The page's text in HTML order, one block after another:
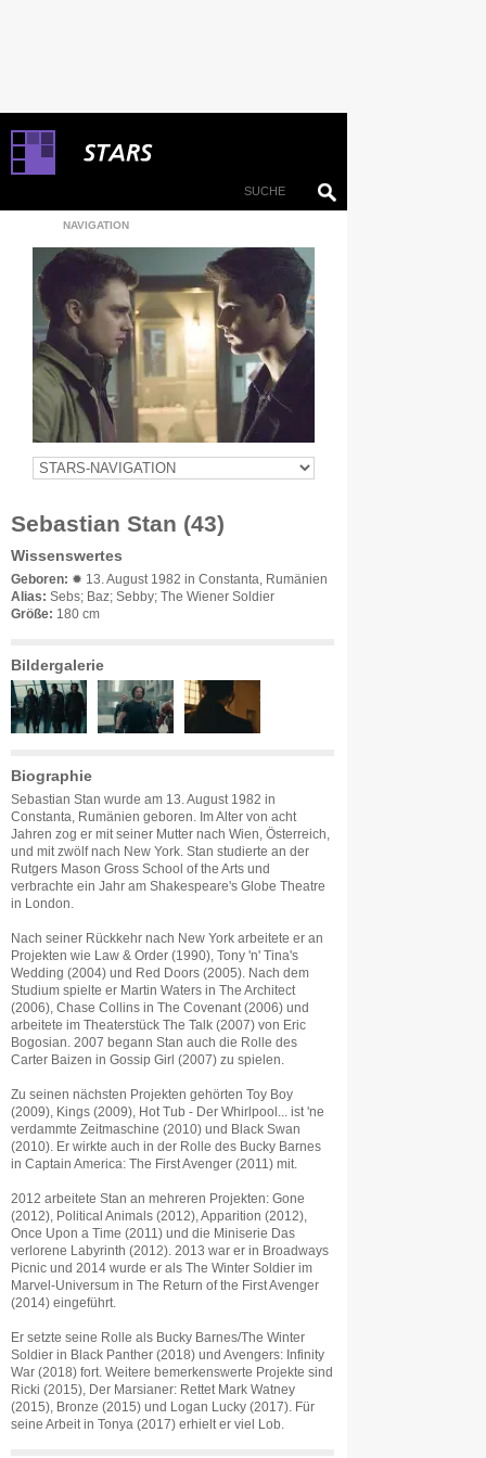
NAVIGATION
Sebastian Stan (43)
Wissenswertes
Geboren: ✹ 13. August 1982 in Constanta, Rumänien
Alias: Sebs; Baz; Sebby; The Wiener Soldier
Größe: 180 cm
Bildergalerie
Biographie
Sebastian Stan wurde am 13. August 1982 in
Constanta, Rumänien geboren. Im Alter von acht
Jahren zog er mit seiner Mutter nach Wien, Österreich,
und mit zwölf nach New York. Stan studierte an der
Rutgers Mason Gross School of the Arts und
verbrachte ein Jahr am Shakespeare's Globe Theatre
in London.
Nach seiner Rückkehr nach New York arbeitete er an
Projekten wie Law & Order (1990), Tony 'n' Tina's
Wedding (2004) und Red Doors (2005). Nach dem
Studium spielte er Martin Waters in The Architect
(2006), Chase Collins in The Covenant (2006) und
arbeitete im Theaterstück The Talk (2007) von Eric
Bogosian. 2007 begann Stan auch die Rolle des
Carter Baizen in Gossip Girl (2007) zu spielen.
Zu seinen nächsten Projekten gehörten Toy Boy
(2009), Kings (2009), Hot Tub - Der Whirlpool... ist 'ne
verdammte Zeitmaschine (2010) und Black Swan
(2010). Er wirkte auch in der Rolle des Bucky Barnes
in Captain America: The First Avenger (2011) mit.
2012 arbeitete Stan an mehreren Projekten: Gone
(2012), Political Animals (2012), Apparition (2012),
Once Upon a Time (2011) und die Miniserie Das
verlorene Labyrinth (2012). 2013 war er in Broadways
Picnic und 2014 wurde er als The Winter Soldier im
Marvel-Universum in The Return of the First Avenger
(2014) eingeführt.
Er setzte seine Rolle als Bucky Barnes/The Winter
Soldier in Black Panther (2018) und Avengers: Infinity
War (2018) fort. Weitere bemerkenswerte Projekte sind
Ricki (2015), Der Marsianer: Rettet Mark Watney
(2015), Bronze (2015) und Logan Lucky (2017). Für
seine Arbeit in Tonya (2017) erhielt er viel Lob.